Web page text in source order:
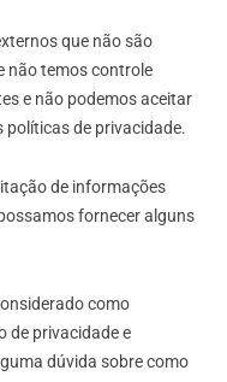
que não são
não temos controle
e não podemos aceitar
políticas de privacidade.
de informações
fornecer alguns
como
de privacidade e
dúvida sobre como